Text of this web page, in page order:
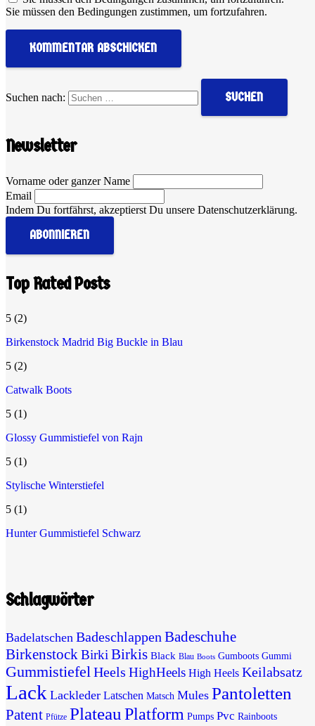
Sie müssen den Bedingungen zustimmen, um fortzufahren.
KOMMENTAR ABSCHICKEN
Suchen nach:
Newsletter
Vorname oder ganzer Name
Email
Indem Du fortfährst, akzeptierst Du unsere Datenschutzerklärung.
Top Rated Posts
5 (2)
Birkenstock Madrid Big Buckle in Blau
5 (2)
Catwalk Boots
5 (1)
Glossy Gummistiefel von Rajn
5 (1)
Stylische Winterstiefel
5 (1)
Hunter Gummistiefel Schwarz
Schlagwörter
Badelatschen BadeschlappenBadeschuhe
BirkenstockBirkiBirkis Black Blau Boots Gumboots Gummi
GummistiefelHeels HighHeels High Heels Keilabsatz
Lack Lackleder Latschen Matsch Mules Pantoletten
Patent Pfütze PlateauPlatform Pumps Pvc Rainboots